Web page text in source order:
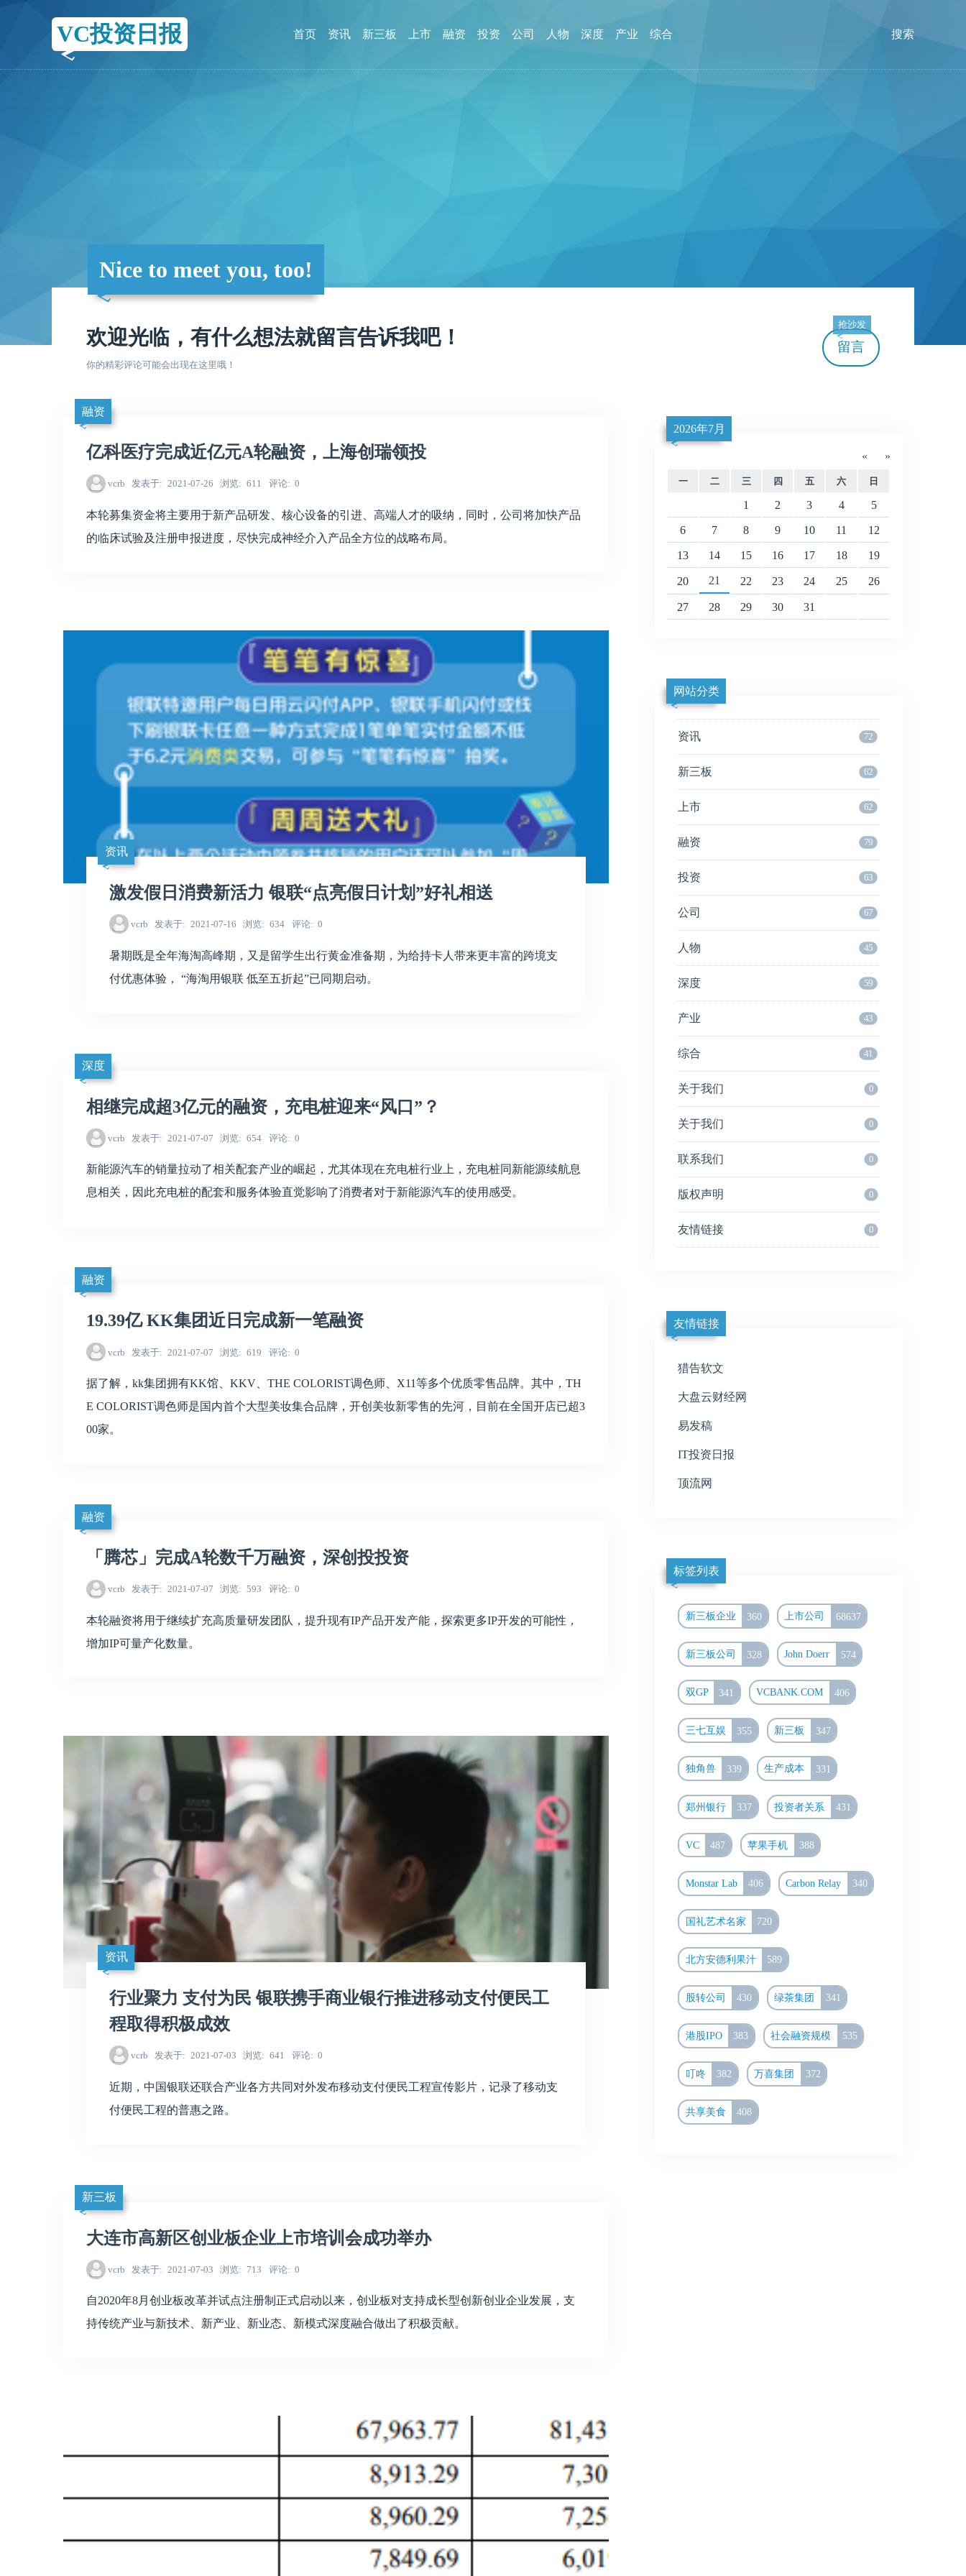
VC投资日报 首页 资讯 新三板 上市 融资 投资 公司 人物 深度 产业 综合 搜索
Nice to meet you, too!
欢迎光临，有什么想法就留言告诉我吧！
你的精彩评论可能会出现在这里哦！
留言
抢沙发
融资
亿科医疗完成近亿元A轮融资，上海创瑞领投
vcrb 发表于 2021-07-26 浏览 611 评论 0
本轮募集资金将主要用于新产品研发、核心设备的引进、高端人才的吸纳，同时，公司将加快产品
的临床试验及注册申报进度，尽快完成神经介入产品全方位的战略布局。
资讯
激发假日消费新活力 银联“点亮假日计划”好礼相送
vcrb 发表于 2021-07-16 浏览 634 评论 0
暑期既是全年海淘高峰期，又是留学生出行黄金准备期，为给持卡人带来更丰富的跨境支
付优惠体验， “海淘用银联 低至五折起”已同期启动。
深度
相继完成超3亿元的融资，充电桩迎来“风口”？
vcrb 发表于 2021-07-07 浏览 654 评论 0
新能源汽车的销量拉动了相关配套产业的崛起，尤其体现在充电桩行业上，充电桩同新能源续航息
息相关，因此充电桩的配套和服务体验直觉影响了消费者对于新能源汽车的使用感受。
融资
19.39亿 KK集团近日完成新一笔融资
vcrb 发表于 2021-07-07 浏览 619 评论 0
据了解，kk集团拥有KK馆、KKV、THE COLORIST调色师、X11等多个优质零售品牌。其中，TH
E COLORIST调色师是国内首个大型美妆集合品牌，开创美妆新零售的先河，目前在全国开店已超3
00家。
融资
「腾芯」完成A轮数千万融资，深创投投资
vcrb 发表于 2021-07-07 浏览 593 评论 0
本轮融资将用于继续扩充高质量研发团队，提升现有IP产品开发产能，探索更多IP开发的可能性，
增加IP可量产化数量。
资讯
行业聚力 支付为民 银联携手商业银行推进移动支付便民工
程取得积极成效
vcrb 发表于 2021-07-03 浏览 641 评论 0
近期，中国银联还联合产业各方共同对外发布移动支付便民工程宣传影片，记录了移动支
付便民工程的普惠之路。
新三板
大连市高新区创业板企业上市培训会成功举办
vcrb 发表于 2021-07-03 浏览 713 评论 0
自2020年8月创业板改革并试点注册制正式启动以来，创业板对支持成长型创新创业企业发展，支
持传统产业与新技术、新产业、新业态、新模式深度融合做出了积极贡献。
«
2026年7月
»
一 二 三 四 五 六 日
1 2 3 4 5
6 7 8 9 10 11 12
13 14 15 16 17 18 19
20 21 22 23 24 25 26
27 28 29 30 31
网站分类
资讯 72
新三板 62
上市 62
融资 79
投资 63
公司 67
人物 45
深度 59
产业 43
综合 41
关于我们 0
关于我们 0
联系我们 0
版权声明 0
友情链接 0
友情链接
猎告软文
大盘云财经网
易发稿
IT投资日报
顶流网
标签列表
新三板企业 360 上市公司 68637
新三板公司 328 John Doerr 574
双GP 341 VCBANK.COM 406
三七互娱 355 新三板 347
独角兽 339 生产成本 331
郑州银行 337 投资者关系 431
VC 487 苹果手机 388
Monstar Lab 406 Carbon Relay 340
国礼艺术名家 720
北方安德利果汁 589
股转公司 430 绿茶集团 341
港股IPO 383 社会融资规模 535
叮咚 382 万喜集团 372
共享美食 408